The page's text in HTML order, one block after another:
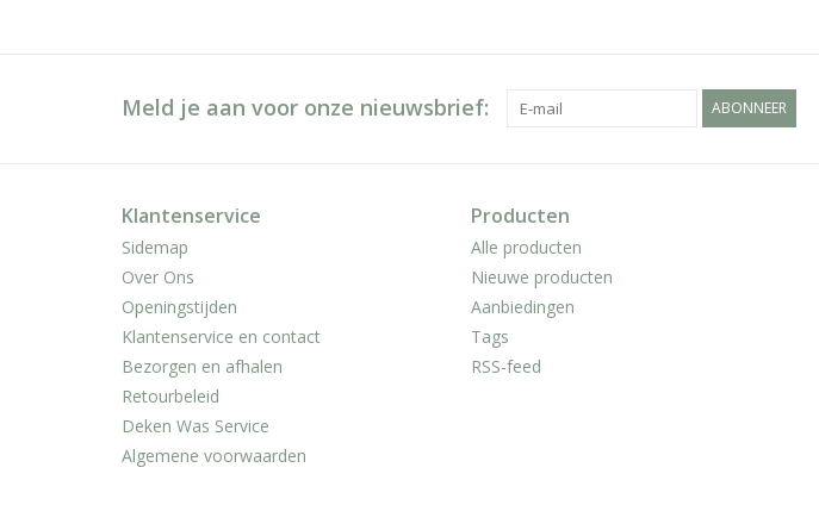
Meld je aan voor onze nieuwsbrief: ABONNEER
Klantenservice
Sidemap
Over Ons
Openingstijden
Klantenservice en contact
Bezorgen en afhalen
Retourbeleid
Deken Was Service
Algemene voorwaarden
Producten
Alle producten
Nieuwe producten
Aanbiedingen
Tags
RSS-feed